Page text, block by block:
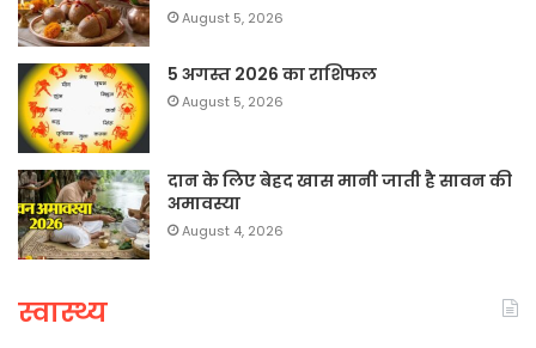
August 5, 2026
5 अगस्त 2026 का राशिफल
August 5, 2026
दान के लिए बेहद खास मानी जाती है सावन की
अमावस्या
August 4, 2026
स्वास्थ्य